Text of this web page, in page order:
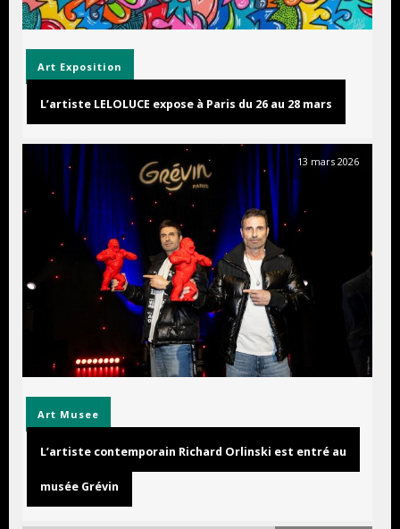
Art Exposition
L’artiste LELOLUCE expose à Paris du 26 au 28 mars
13 mars 2026
Art Musee
L’artiste contemporain Richard Orlinski est entré au
musée Grévin